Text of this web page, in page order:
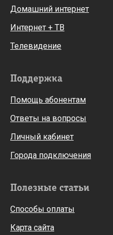
Домашний интернет
Интернет + ТВ
Телевидение
Поддержка
Помощь абонентам
Ответы на вопросы
Личный кабинет
Города подключения
Полезные статьи
Способы оплаты
Карта сайта